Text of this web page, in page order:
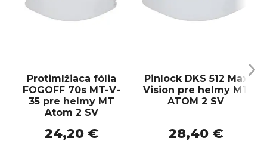
Protimlžiaca fólia
FOGOFF 70s MT-V-
35 pre helmy MT
Atom 2 SV
24,20 €
Pinlock DKS 512 Max
Vision pre helmy MT
ATOM 2 SV
28,40 €